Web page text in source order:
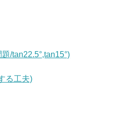
/tan22.5°,tan15°)
る工夫)